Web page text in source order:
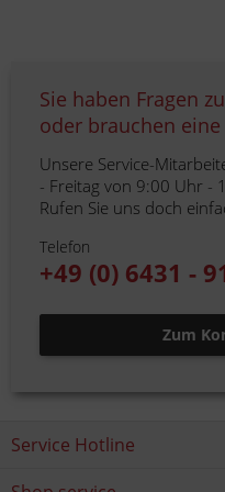
Sie haben Fragen
oder brauchen eine
Unsere Service-
- Freitag von 9:00 Uhr -
Rufen Sie uns doch
Telefon
+49 (0) 6431 -
Zum
Service Hotline